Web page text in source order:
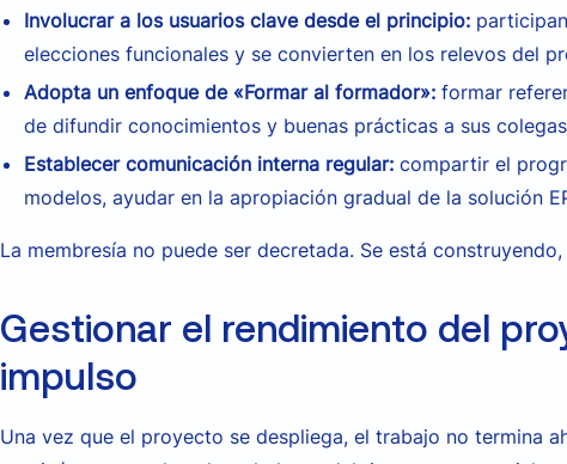
Involucrar a los usuarios clave desde el principio:
elecciones funcionales y se convierten en los relevos del
Adopta un enfoque de «Formar al formador»: formar
de difundir conocimientos y buenas prácticas a sus
Establecer comunicación interna regular: compartir el
modelos, ayudar en la apropiación gradual de la solución
La membresía no puede ser decretada. Se está
Gestionar el rendimiento del
impulso
Una vez que el proyecto se despliega, el trabajo no termina